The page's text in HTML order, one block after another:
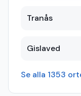
Tranås
Gislaved
Se alla 1353